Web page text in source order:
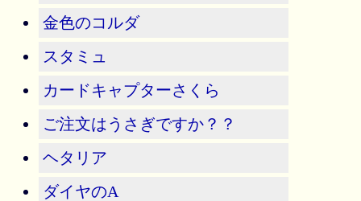
金色のコルダ
スタミュ
カードキャプターさくら
ご注文はうさぎですか？？
ヘタリア
ダイヤのA